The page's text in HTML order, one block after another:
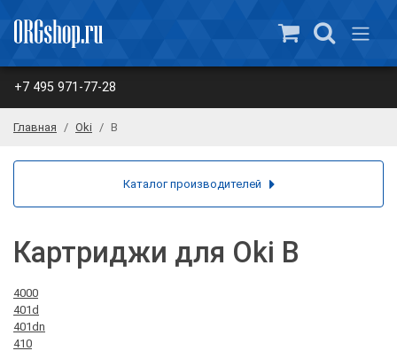
+7 495 971-77-28
Главная Oki B
Картриджи для Oki B
4000
401d
401dn
410